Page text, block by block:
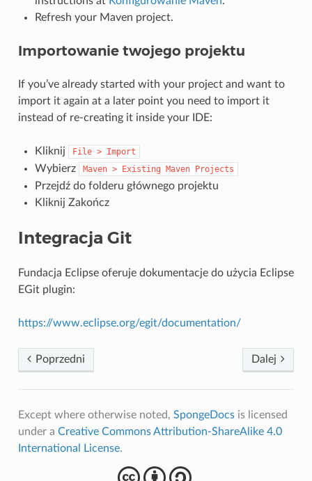
Refresh your Maven project.
Importowanie twojego projektu
If you’ve already started with your project and want to
import it again at a later point you need to import it
instead of re-creating it inside your IDE:
Kliknij File > Import
Wybierz Maven > Existing Maven Projects
Przejdź do folderu głównego projektu
Kliknij Zakończ
Integracja Git
Fundacja Eclipse oferuje dokumentacje do użycia Eclipse
EGit plugin:
https://www.eclipse.org/egit/documentation/
Dalej
Poprzedni
Except where otherwise noted, SpongeDocsis licensed
under a Creative Commons Attribution-ShareAlike 4.0
International License.